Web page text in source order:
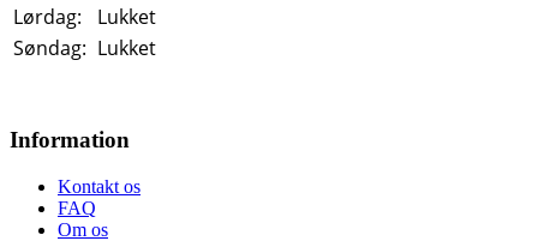
Lørdag:
Lukket
Søndag: Lukket
Information
Kontakt os
FAQ
Om os